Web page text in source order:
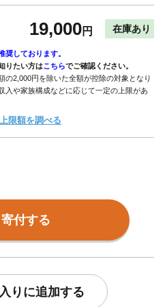
19,000円 在庫あり
奨しております。
りたい方はこちらでご確認ください。
の2,000円を除いた全額が控除の対象となり
入や家族構成などに応じて一定の上限があ
上限額を調べる
寄付する
りに追加する